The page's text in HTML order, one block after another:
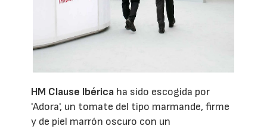
HM Clause Ibérica ha sido escogida por
'Adora', un tomate del tipo marmande, firme
y de piel marrón oscuro con un